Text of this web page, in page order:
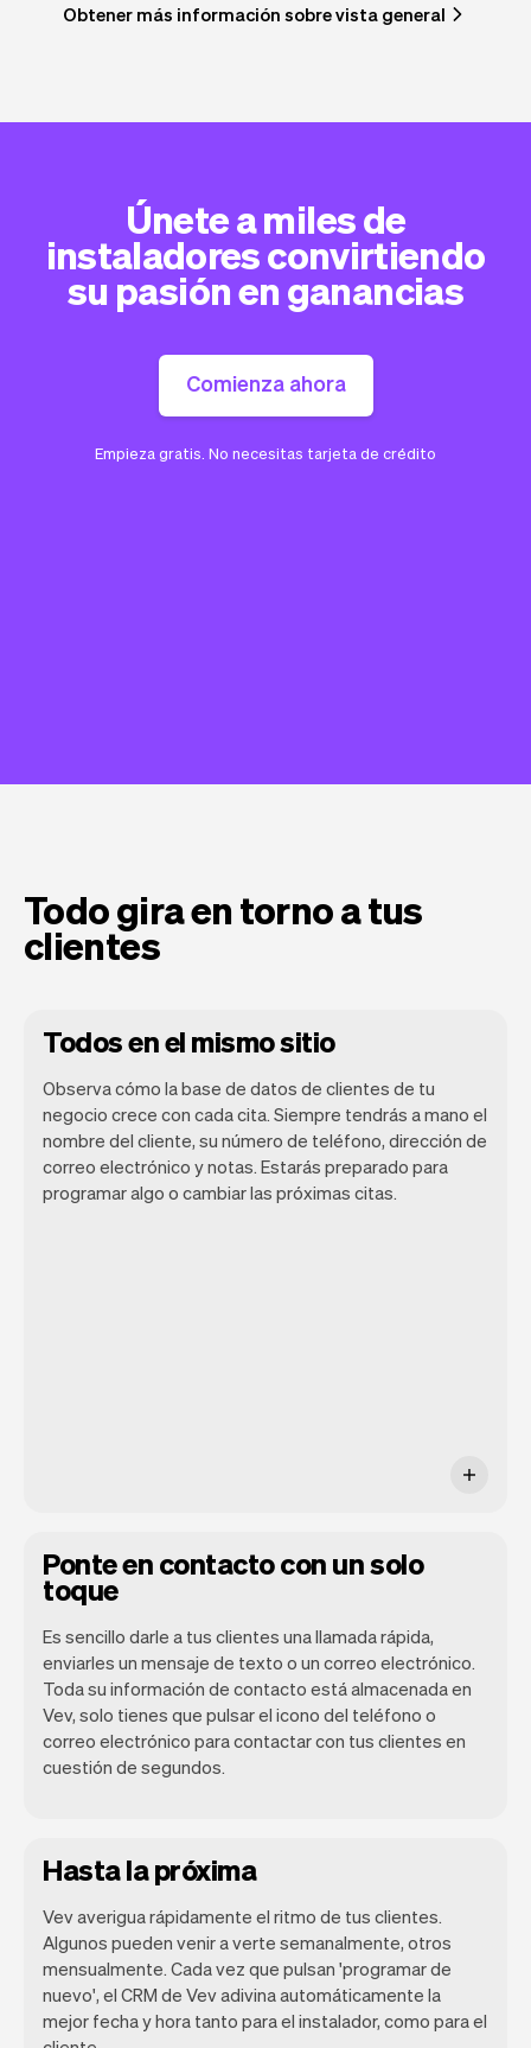
Obtener más información sobre vista general
Únete a miles de
instaladores convirtiendo
su pasión en ganancias
Comienza ahora
Empieza gratis. No necesitas tarjeta de crédito
Todo gira en torno a tus
clientes
Todos en el mismo sitio
Observa cómo la base de datos de clientes de tu
negocio crece con cada cita. Siempre tendrás a mano el
nombre del cliente, su número de teléfono, dirección de
correo electrónico y notas. Estarás preparado para
programar algo o cambiar las próximas citas.
Ponte en contacto con un solo
toque
Es sencillo darle a tus clientes una llamada rápida,
enviarles un mensaje de texto o un correo electrónico.
Toda su información de contacto está almacenada en
Vev, solo tienes que pulsar el icono del teléfono o
correo electrónico para contactar con tus clientes en
cuestión de segundos.
Hasta la próxima
Vev averigua rápidamente el ritmo de tus clientes.
Algunos pueden venir a verte semanalmente, otros
mensualmente. Cada vez que pulsan 'programar de
nuevo', el CRM de Vev adivina automáticamente la
mejor fecha y hora tanto para el instalador, como para el